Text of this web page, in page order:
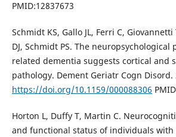
PMID:12837673
Schmidt KS, Gallo JL, Ferri C,
DJ, Schmidt PS. The neuropsychological
related dementia suggests cortical and
pathology. Dement Geriatr Cogn Disord.
https://doi.org/10.1159/000088306
Horton L, Duffy T, Martin C.
and functional status of individuals with